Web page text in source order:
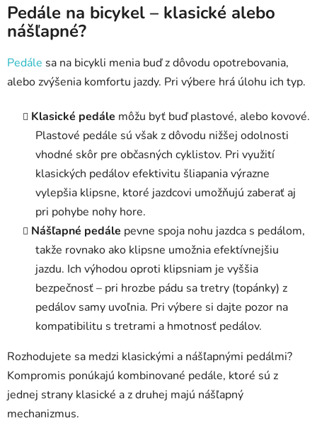
Pedále na bicykel – klasické alebo
nášľapné?
Pedále sa na bicykli menia buď z dôvodu opotrebovania,
alebo zvýšenia komfortu jazdy. Pri výbere hrá úlohu ich typ.
Klasické pedále môžu byť buď plastové, alebo kovové.
Plastové pedále sú však z dôvodu nižšej odolnosti
vhodné skôr pre občasných cyklistov. Pri využití
klasických pedálov efektivitu šliapania výrazne
vylepšia klipsne, ktoré jazdcovi umožňujú zaberať aj
pri pohybe nohy hore.
Nášľapné pedále pevne spoja nohu jazdca s pedálom,
takže rovnako ako klipsne umožnia efektívnejšiu
jazdu. Ich výhodou oproti klipsniam je vyššia
bezpečnosť – pri hrozbe pádu sa tretry (topánky) z
pedálov samy uvoľnia. Pri výbere si dajte pozor na
kompatibilitu s tretrami a hmotnosť pedálov.
Rozhodujete sa medzi klasickými a nášľapnými pedálmi?
Kompromis ponúkajú kombinované pedále, ktoré sú z
jednej strany klasické a z druhej majú nášľapný
mechanizmus.